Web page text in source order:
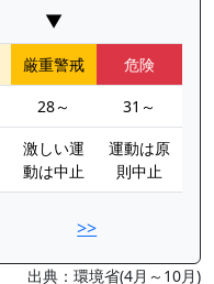
▼
厳重警戒
危険
28～
31～
激しい運
動は中止
運動は原
則中止
>>
出典：環境省(4月～10月)